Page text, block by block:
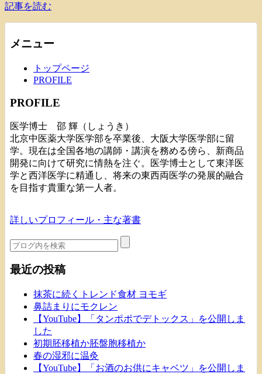
記事を読む
メニュー
トップページ
PROFILE
PROFILE
医学博士 邵 輝（しょうき）
北京中医薬大学医学部を卒業後、大阪大学医学部に留
学。現在は全国各地の講師・講演を務める傍ら、新商品
開発に向けて研究に情熱を注ぐ。医学博士として東洋医
学と西洋医学に精通し、将来の東西両医学の発展的融合
を目指す貴重な第一人者。
詳しいプロフィール・主な著書
最近の投稿
抹茶に続くトレンド食材 ヨモギ
鼻詰まりにモクレン
【YouTube】「タンポポでデトックス」を公開しま
した
初期胚移植か胚盤胞移植か
春の湿邪に温灸
【YouTube】「お酒のお供にキャベツ」を公開しま